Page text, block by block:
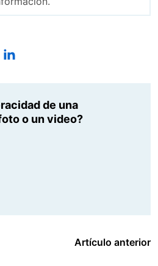
de una
o un video?
Artículo anterior